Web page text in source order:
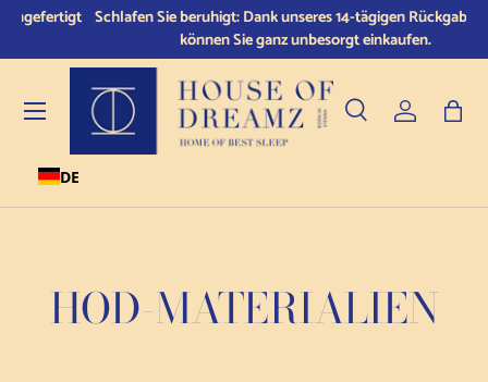
Zum Inhalt springen
Schlafen Sie beruhigt: Dank unseres 14-tägigen Rückgaberechts
können Sie ganz unbesorgt einkaufen.
DE
Suche
Produkttyp
SucheEinloggen
Menü
HOD-MATERIALIEN